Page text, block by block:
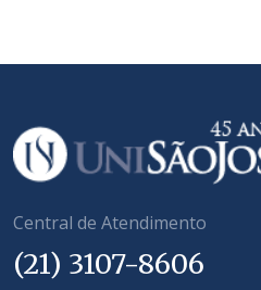
Central de Atendimento
(21) 3107-8606